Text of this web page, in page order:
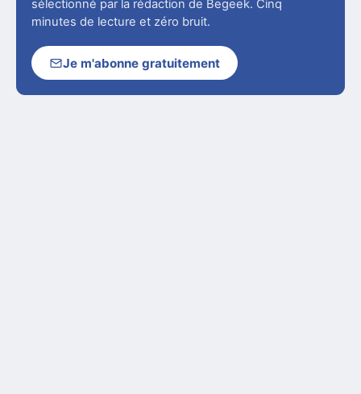
sélectionné par la rédaction de Begeek. Cinq
minutes de lecture et zéro bruit.
Je m'abonne gratuitement